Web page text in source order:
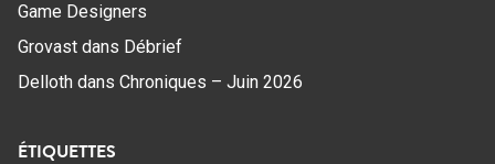
Game Designers
Grovast dans Débrief
Delloth dans Chroniques – Juin 2026
ÉTIQUETTES